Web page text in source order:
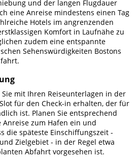
und der langen Flugdauer
eine Anreise mindestens einen Tag
Hotels im angrenzenden
Komfort in Laufnähe zu
zudem eine entspannte
Sehenswürdigkeiten Bostons
Sie mit Ihren Reiseunterlagen in der
für den Check-in erhalten, der für
ist. Planen Sie entsprechend
zum Hafen ein und
die späteste Einschiffungszeit -
Zielgebiet - in der Regel etwa
Abfahrt vorgesehen ist.